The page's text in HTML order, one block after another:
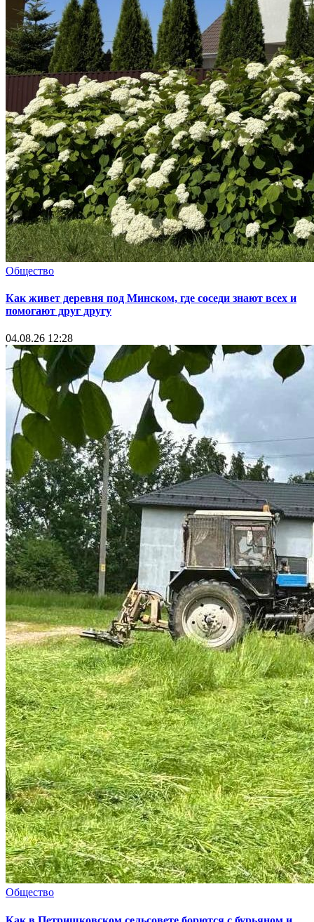
Общество
Как живет деревня под Минском, где соседи знают всех и
помогают друг другу
04.08.26 12:28
Общество